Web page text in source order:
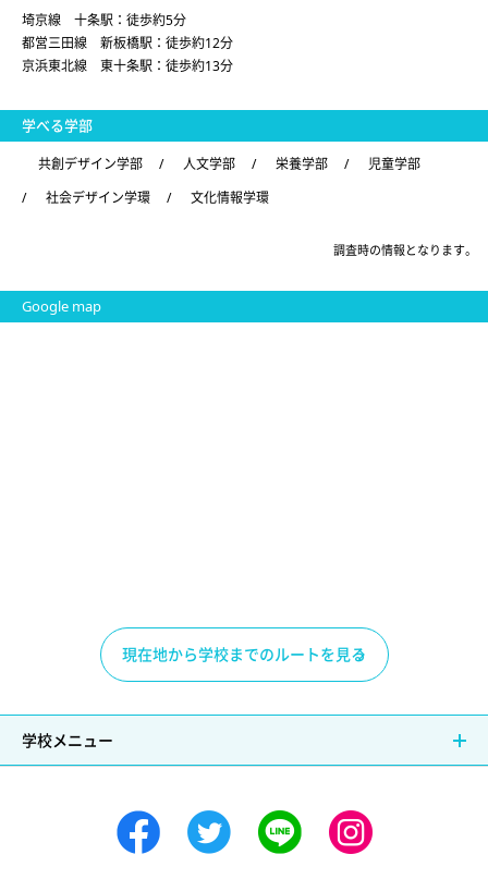
埼京線 十条駅：徒歩約5分
都営三田線 新板橋駅：徒歩約12分
京浜東北線 東十条駅：徒歩約13分
学べる学部
共創デザイン学部 / 人文学部 / 栄養学部 /
児童学部
/
社会デザイン学環 / 文化情報学環
調査時の情報となります。
Google map
現在地から学校までのルートを見る
学校メニュー